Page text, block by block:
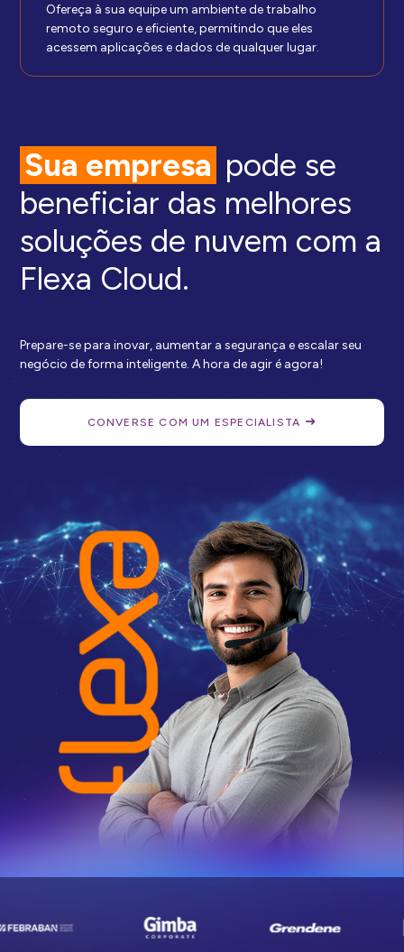
Ofereça à sua equipe um ambiente de trabalho
remoto seguro e eficiente, permitindo que eles
acessem aplicações e dados de qualquer lugar.
Sua empresa pode se
beneficiar das melhores
soluções de nuvem com a
Flexa Cloud.
Prepare-se para inovar, aumentar a segurança e escalar seu
negócio de forma inteligente. A hora de agir é agora!
CONVERSE COM UM ESPECIALISTA